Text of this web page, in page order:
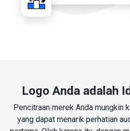
Logo Anda adalah
Pencitraan merek Anda mungkin
yang dapat menarik perhatian